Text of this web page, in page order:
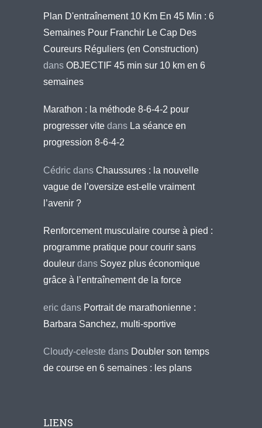
Plan D'entraînement 10 Km En 45 Min : 6
Semaines Pour Franchir Le Cap Des
Coureurs Réguliers (en Construction)
dans OBJECTIF 45 min sur 10 km en 6
semaines
Marathon : la méthode 8-6-4-2 pour
progresser vite dans La séance en
progression 8-6-4-2
Cédric dans Chaussures : la nouvelle
vague de l’oversize est-elle vraiment
l’avenir ?
Renforcement musculaire course à pied :
programme pratique pour courir sans
douleur dans Soyez plus économique
grâce à l’entraînement de la force
eric dans Portrait de marathonienne :
Barbara Sanchez, multi-sportive
Cloudy-celeste dans Doubler son temps
de course en 6 semaines : les plans
LIENS